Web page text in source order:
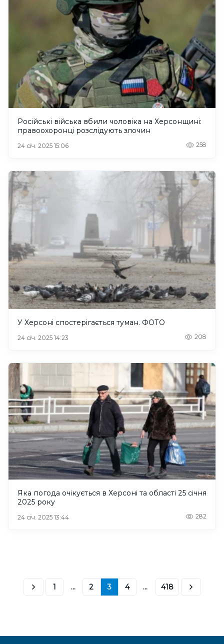
Російські війська вбили чоловіка на Херсонщині:
правоохоронці розслідують злочин
24 січ. 2025 15:06 258
У Херсоні спостерігається туман. ФОТО
24 січ. 2025 14:23 208
Яка погода очікується в Херсоні та області 25 січня
2025 року
24 січ. 2025 13:44 282
1 ... 2 3 4 ... 418